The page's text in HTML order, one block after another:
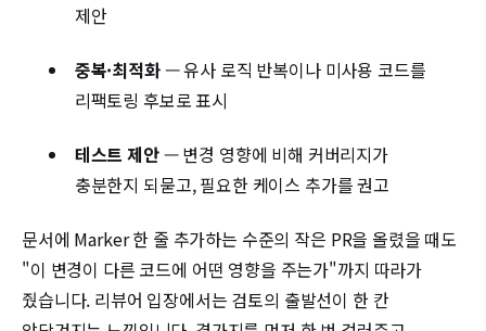
제안
중복·최적화— 유사 로직 반복이나 미사용 코드를
리팩토링 후보로 표시
테스트 제안— 변경 영향에 비해 커버리지가
충분한지 되묻고, 필요한 케이스 추가를 권고
문서에 Marker 한 줄 추가하는 수준의 작은 PR을 올렸을 때도
"이 변경이 다른 코드에 어떤 영향을 주는가"까지 따라가
줬습니다. 리뷰어 입장에서는 검토의 출발선이 한 칸